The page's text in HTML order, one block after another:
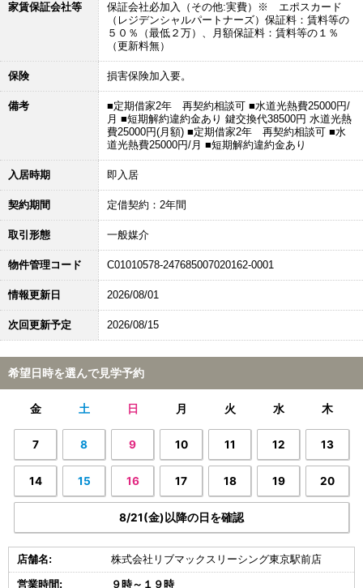
家賃保証会社等
保証会社必加入（その他:実費）※ エポスカード
（レジデンシャルパートナーズ）保証料：賃料等の
５０％（最低２万）、月額保証料：賃料等の１％
（更新料無）
保険 損害保険加入要。
備考
■定期借家2年 再契約相談可 ■水道光熱費25000円/
月 ■短期解約違約金あり 鍵交換代38500円 水道光熱
費25000円(月額) ■定期借家2年 再契約相談可 ■水
道光熱費25000円/月 ■短期解約違約金あり
入居時期 即入居
契約期間 定借契約：2年間
取引形態 一般媒介
物件管理コード C01010578-247685007020162-0001
情報更新日 2026/08/01
次回更新予定 2026/08/15
希望日時を選んで見学予約
金 土 日 月 火 水 木
7 8 9 10 11 12 13
14 15 16 17 18 19 20
8/21(金)以降の日を確認
店舗名: 株式会社リブマックスリーシング東京駅前店
営業時間: ９時～１９時